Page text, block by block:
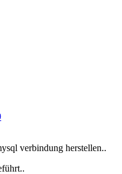
verbindung herstellen..